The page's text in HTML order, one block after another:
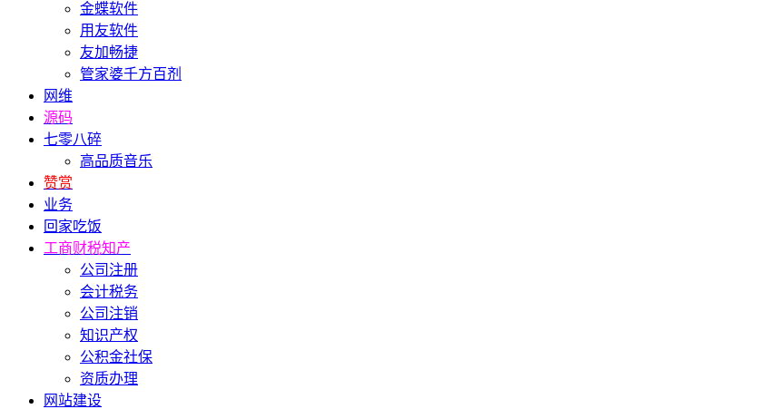
金蝶软件
用友软件
友加畅捷
管家婆千方百剂
网维
源码
七零八碎
高品质音乐
赞赏
业务
回家吃饭
工商财税知产
公司注册
会计税务
公司注销
知识产权
公积金社保
资质办理
网站建设